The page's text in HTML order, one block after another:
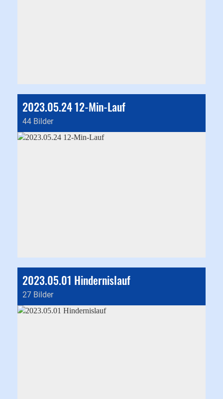
2023.05.24 12-Min-Lauf
44 Bilder
2023.05.01 Hindernislauf
27 Bilder